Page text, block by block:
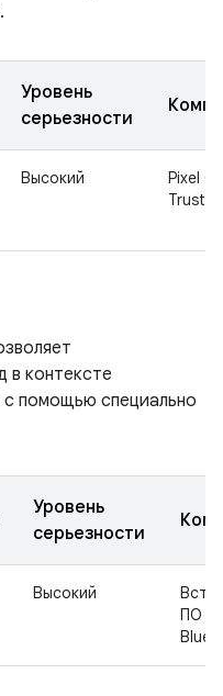
Уровень
серьезности
Высокий
Pixel C
в контексте
с помощью специально
Уровень
серьезности
Высокий
ПО